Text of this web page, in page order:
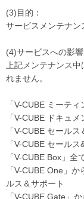
(3)目的：
サービスメンテナン
(4)サービスへの影響
上記メンテナンス
れません。
「V-CUBE ミーテ
「V-CUBE ドキュ
「V-CUBE セール
「V-CUBE セール
「V-CUBE Box」全
「V-CUBE One」
ルス＆サポート
「V-CUBE Gate」